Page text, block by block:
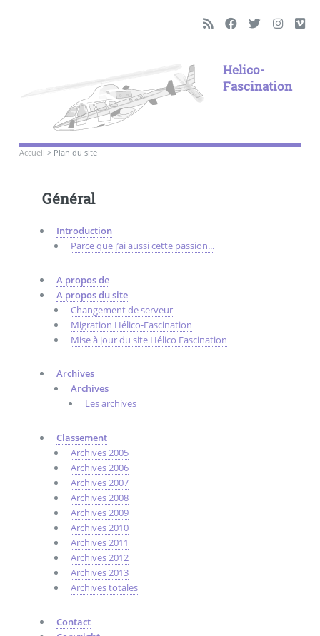
Helico-
Fascination
Accueil > Plan du site
Général
Introduction
Parce que j’ai aussi cette passion...
A propos de
A propos du site
Changement de serveur
Migration Hélico-Fascination
Mise à jour du site Hélico Fascination
Archives
Archives
Les archives
Classement
Archives 2005
Archives 2006
Archives 2007
Archives 2008
Archives 2009
Archives 2010
Archives 2011
Archives 2012
Archives 2013
Archives totales
Contact